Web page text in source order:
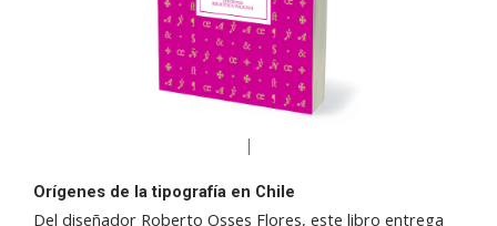
Orígenes de la tipografía en Chile
Del diseñador Roberto Osses Flores, este libro entrega